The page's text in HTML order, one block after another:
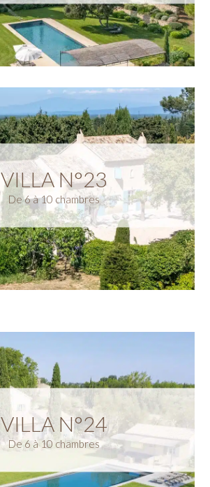
VILLA N°23
De 6 à 10 chambres
VILLA N°24
De 6 à 10 chambres